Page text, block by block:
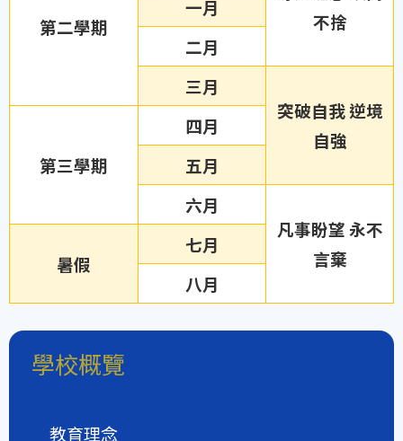
第二學期
不捨
一月
二月
三月
突破自我 逆境
自強
第三學期
四月
五月
六月
凡事盼望 永不
言棄
暑假
七月
八月
學校概覽
教育理念